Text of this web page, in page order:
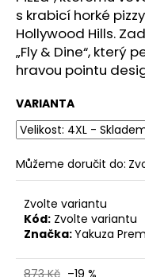
s krabicí horké
Hollywood Hills.
„Fly & Dine“, který
hravou pointu
VARIANTA
Můžeme doručit do:
Zvolte variantu
Kód: Zvolte variantu
Značka:Yakuza
873 Kč –19 %
p
o
r
u
č
u
j
e
e
CARGO
KRAŤASY
YAKUZA
3228